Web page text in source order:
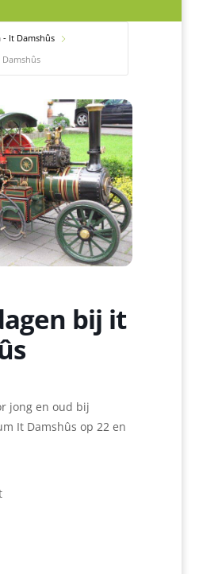
- It Damshûs
bij it
jong en oud bij
It Damshûs op 22 en